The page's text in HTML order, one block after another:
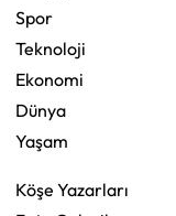
Spor
Teknoloji
Ekonomi
Dünya
Yaşam
Köşe Yazarları